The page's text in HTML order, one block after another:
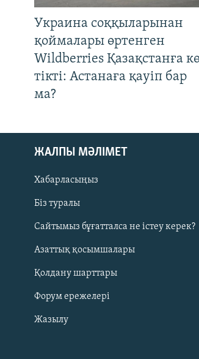
Русский
ЖАЗЫЛЫҢЫЗ
Украина соққыларынан
қоймалары өртенген
Wildberries Қазақстанға
тікті: Астанаға қауіп бар
ма?
ЖАЛПЫ МӘЛІМЕТ
Хабарласыңыз
Біз туралы
Сайтымыз бұғатталса не істеу керек?
Азаттық қосымшалары
Қолдану шарттары
Форум ережелері
Жазылу